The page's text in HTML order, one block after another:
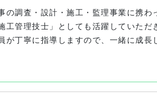
調査・設計・施工・監理事業に携わ
管理技士」としても活躍していただ
丁寧に指導しますので、一緒に成長